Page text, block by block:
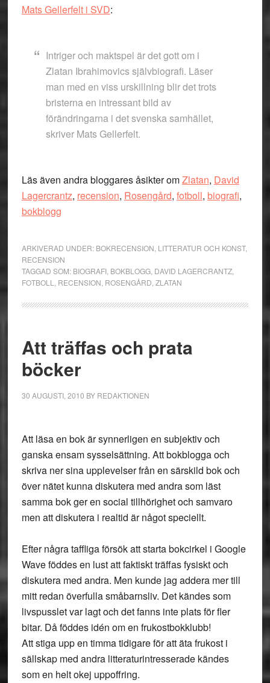
Mats Gellerfelt i SVD:
Intriger och maktspel är det gott om i
Zlatan Ibrahimovics självbiografi. Läser
man med en viss urskillning blir det trots
bristerna en intressant bild av
förändringarna i det svenska samhället,
skriver Mats Gellerfelt.
Läs även andra bloggares åsikter omZlatan, David
Lagercrantz, recension, Rosengård, fotboll, biografi,
bokblogg
ARKIVERAD UNDER: BOKRECENSION LITTERATUR OCH KONST,
RECENSION
TAGGAD SOM: BIOGRAFI, BOKBLOGG, DAVID LAGERCRANTZ,
FOTBOLL
RECENSION ROSENGÅRD ZLATAN
Att träffas och prata
böcker
30 AUGUSTI, 2010 BY REDAKTIONEN
Att läsa en bok är synnerligen en subjektiv och
ganska ensam sysselsättning. Att bokblogga och
skriva ner sina upplevelser från en särskild bok och
över nätet kunna diskutera med andra som läst
samma bok ger en social tillhörighet och samvaro
men att diskutera i realtid är något speciellt.
Efter några taffliga försök att starta bokcirkel i Google
Wave föddes en lust att faktiskt träffas fysiskt och
diskutera med andra. Men kunde jag addera mer till
mitt redan överfulla småbarnsliv. Det kändes som
livspusslet var lagt och det fanns inte plats för fler
bitar. Då föddes idén om en frukostbokklubb!
Att stiga upp en timma tidigare för att äta frukost i
sällskap med andra litteraturintresserade kändes
som en helt okej uppoffring.